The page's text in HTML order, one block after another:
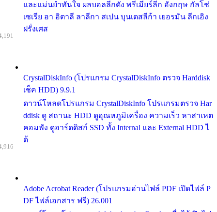
และแม่นยำทันใจ ผลบอลลีกดัง พรีเมียร์ลีก อังกฤษ กัลโช่
เซเรีย อา อิตาลี ลาลีกา สเปน บุนเดสลีก้า เยอรมัน ลีกเอิง
ฝรั่งเศส
CrystalDiskInfo (โปรแกรม CrystalDiskInfo ตรวจ Harddisk
เช็ค HDD) 9.9.1
ดาวน์โหลดโปรแกรม CrystalDiskInfo โปรแกรมตรวจ Har
ddisk ดู สถานะ HDD ดูอุณหภูมิเครื่อง ความเร็ว หาสาเหต
คอมพัง ดูฮาร์ดดิสก์ SSD ทั้ง Internal และ External HDD ไ
ด้
Adobe Acrobat Reader (โปรแกรมอ่านไฟล์ PDF เปิดไฟล์ P
DF ไฟล์เอกสาร ฟรี) 26.001